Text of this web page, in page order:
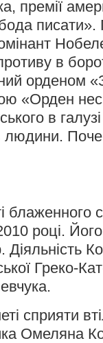
премії
в
орденом
«Орден
в
людини.
році.
Греко-
сприяти
Омеляна